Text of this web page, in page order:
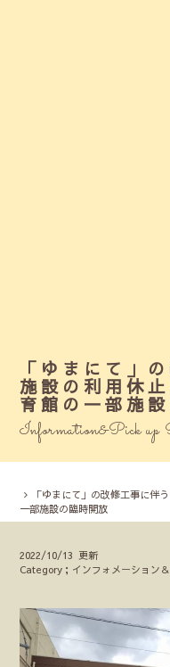
「ゆまにて」
施設の利用休
育館の一部施
Information&Pick up
「ゆまにて」の改修工事に伴
一部施設の臨時開放
2022/10/13 更新
Category；インフォメーション